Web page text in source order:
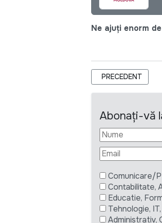
Ne ajuți enorm
ARTICOL
PRECEDENT
Abonați-vă
Comunicare/
Contabilitate,
Educatie,
Tehnologie,
Administrativ,